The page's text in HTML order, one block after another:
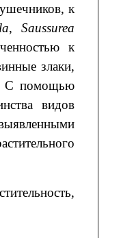
к
,Saussurea
к
злаки,
С помощью
видов